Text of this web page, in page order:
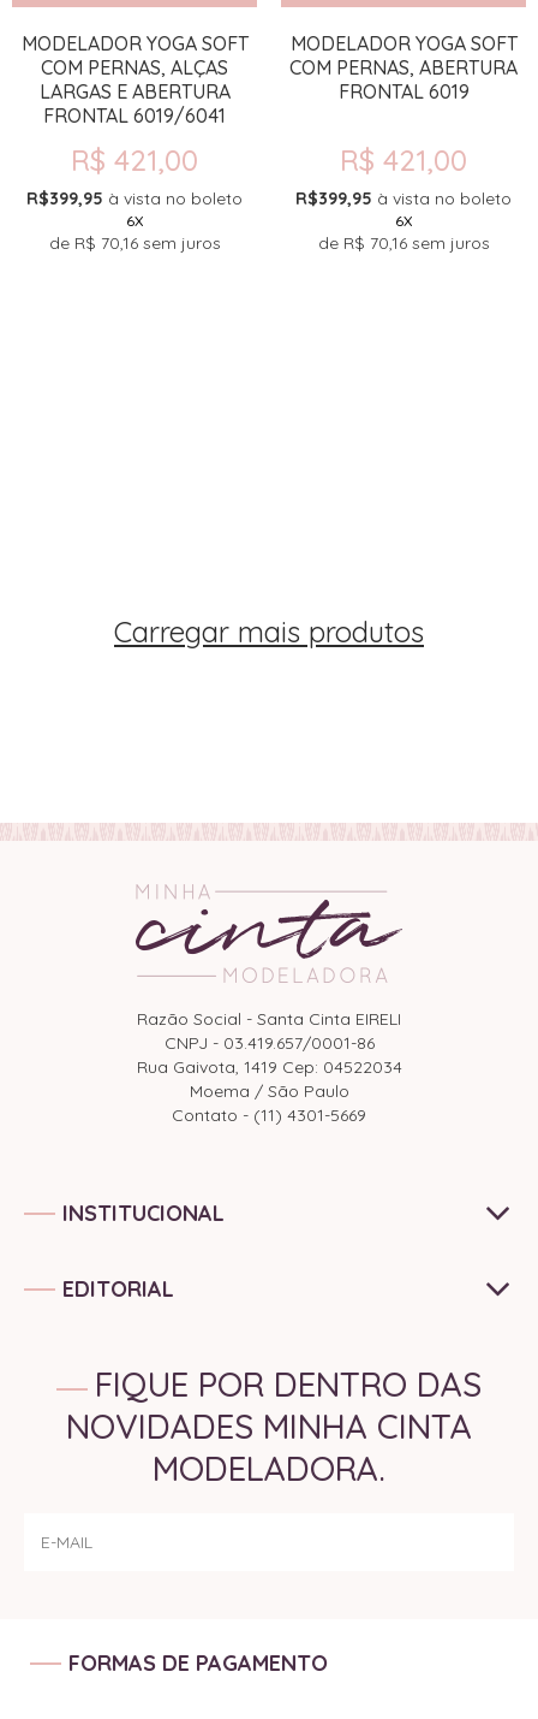
MODELADOR YOGA SOFT
COM PERNAS, ALÇAS
LARGAS E ABERTURA
FRONTAL 6019/6041
R$ 421,00
R$399,95 à vista no boleto
6X
de R$ 70,16sem juros
MODELADOR YOGA SOFT
COM PERNAS, ABERTURA
FRONTAL 6019
R$ 421,00
R$399,95 à vista no boleto
6X
de R$ 70,16sem juros
Carregar mais produtos
Razão Social - Santa Cinta EIRELI
CNPJ - 03.419.657/0001-86
Rua Gaivota, 1419 Cep: 04522034
Moema / São Paulo
Contato - (11) 4301-5669
INSTITUCIONAL
EDITORIAL
FIQUE POR DENTRO DAS
NOVIDADES MINHA CINTA
MODELADORA.
FORMAS DE PAGAMENTO